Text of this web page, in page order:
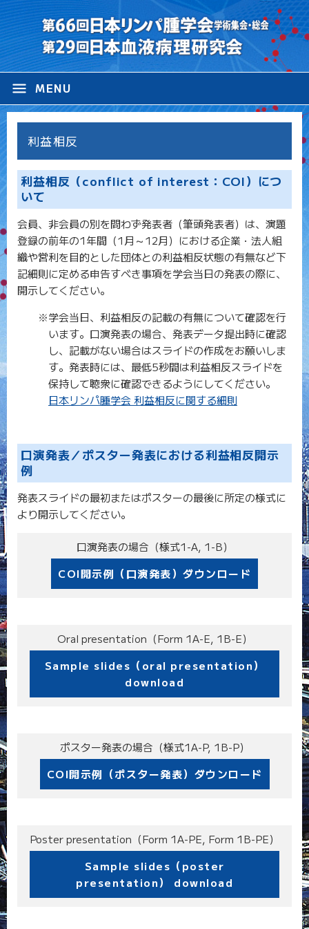
menu MENU
利益相反
利益相反（conflict of interest：COI）につ
いて
会員、非会員の別を問わず発表者（筆頭発表者）は、演題
登録の前年の1年間（1月～12月）における企業・法人組
織や営利を目的とした団体との利益相反状態の有無など下
記細則に定める申告すべき事項を学会当日の発表の際に、
開示してください。
※学会当日、利益相反の記載の有無について確認を行
います。口演発表の場合、発表データ提出時に確認
し、記載がない場合はスライドの作成をお願いしま
す。発表時には、最低5秒間は利益相反スライドを
保持して聴衆に確認できるようにしてください。
日本リンパ腫学会 利益相反に関する細則
口演発表／ポスター発表における利益相反開示
例
発表スライドの最初またはポスターの最後に所定の様式に
より開示してください。
口演発表の場合（様式1-A, 1-B）
COI開示例（口演発表）ダウンロード
Oral presentation（Form 1A-E, 1B-E）
Sample slides（oral presentation）
download
ポスター発表の場合（様式1A-P, 1B-P）
COI開示例（ポスター発表）ダウンロード
Poster presentation（Form 1A-PE, Form 1B-PE）
Sample slides（poster
presentation） download